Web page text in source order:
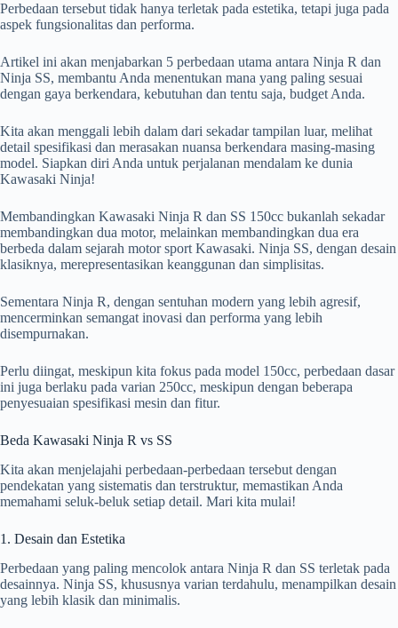
Perbedaan tersebut tidak hanya terletak pada estetika, tetapi juga pada
aspek fungsionalitas dan performa.
Artikel ini akan menjabarkan 5 perbedaan utama antara Ninja R dan
Ninja SS, membantu Anda menentukan mana yang paling sesuai
dengan gaya berkendara, kebutuhan dan tentu saja, budget Anda.
Kita akan menggali lebih dalam dari sekadar tampilan luar, melihat
detail spesifikasi dan merasakan nuansa berkendara masing-masing
model. Siapkan diri Anda untuk perjalanan mendalam ke dunia
Kawasaki Ninja!
Membandingkan Kawasaki Ninja R dan SS 150cc bukanlah sekadar
membandingkan dua motor, melainkan membandingkan dua era
berbeda dalam sejarah motor sport Kawasaki. Ninja SS, dengan desain
klasiknya, merepresentasikan keanggunan dan simplisitas.
Sementara Ninja R, dengan sentuhan modern yang lebih agresif,
mencerminkan semangat inovasi dan performa yang lebih
disempurnakan.
Perlu diingat, meskipun kita fokus pada model 150cc, perbedaan dasar
ini juga berlaku pada varian 250cc, meskipun dengan beberapa
penyesuaian spesifikasi mesin dan fitur.
Beda Kawasaki Ninja R vs SS
Kita akan menjelajahi perbedaan-perbedaan tersebut dengan
pendekatan yang sistematis dan terstruktur, memastikan Anda
memahami seluk-beluk setiap detail. Mari kita mulai!
1. Desain dan Estetika
Perbedaan yang paling mencolok antara Ninja R dan SS terletak pada
desainnya. Ninja SS, khususnya varian terdahulu, menampilkan desain
yang lebih klasik dan minimalis.